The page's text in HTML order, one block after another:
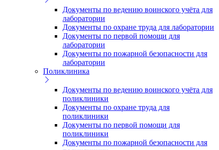
Документы по ведению воинского учёта для
лаборатории
Документы по охране труда для лаборатории
Документы по первой помощи для
лаборатории
Документы по пожарной безопасности для
лаборатории
Поликлиника
Документы по ведению воинского учёта для
поликлиники
Документы по охране труда для
поликлиники
Документы по первой помощи для
поликлиники
Документы по пожарной безопасности для